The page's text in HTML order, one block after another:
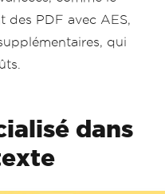
des PDF avec AES,
qui
dans